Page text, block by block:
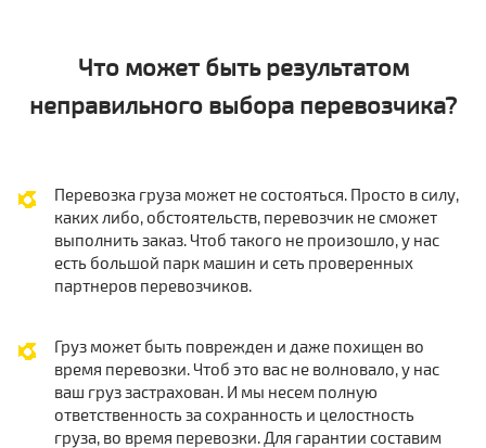
Что может быть результатом
неправильного выбора перевозчика?
Перевозка груза может не состояться. Просто в силу,
каких либо, обстоятельств, перевозчик не сможет
выполнить заказ. Чтоб такого не произошло, у нас
есть большой парк машин и сеть проверенных
партнеров перевозчиков.
Груз может быть поврежден и даже похищен во
время перевозки. Чтоб это вас не волновало, у нас
ваш груз застрахован. И мы несем полную
ответственность за сохранность и целостность
груза, во время перевозки. Для гарантии составим